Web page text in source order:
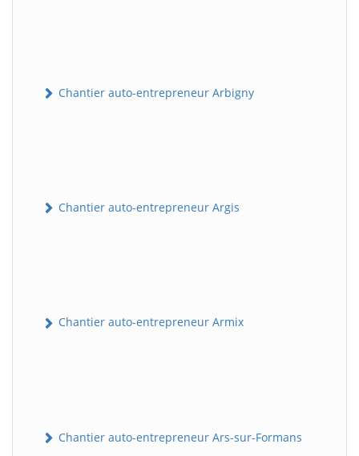
Chantier auto-entrepreneur Arbigny
Chantier auto-entrepreneur Argis
Chantier auto-entrepreneur Armix
Chantier auto-entrepreneur Ars-sur-Formans